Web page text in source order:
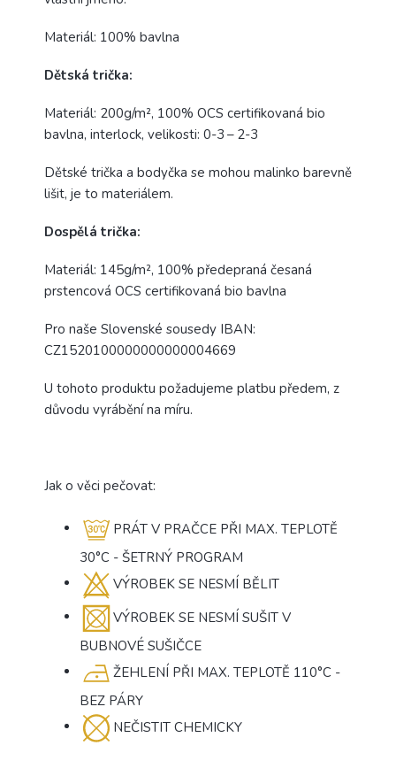
Materiál: 100% bavlna
Dětská trička:
Materiál: 200g/m², 100% OCS certifikovaná bio
bavlna, interlock, velikosti: 0-3 – 2-3
Dětské trička a bodyčka se mohou malinko barevně
lišit, je to materiálem.
Dospělá trička:
Materiál: 145g/m², 100% předepraná česaná
prstencová OCS certifikovaná bio bavlna
Pro naše Slovenské sousedy IBAN:
CZ1520100000000000004669
U tohoto produktu požadujeme platbu předem, z
důvodu vyrábění na míru.
Jak o věci pečovat:
PRÁT V PRAČCE PŘI MAX. TEPLOTĚ
30°C - ŠETRNÝ PROGRAM
VÝROBEK SE NESMÍ BĚLIT
VÝROBEK SE NESMÍ SUŠIT V
BUBNOVÉ SUŠIČCE
ŽEHLENÍ PŘI MAX. TEPLOTĚ 110°C -
BEZ PÁRY
NEČISTIT CHEMICKY